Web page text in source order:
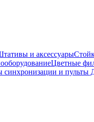
и аксессуары
Цветные
синхронизации и пульты